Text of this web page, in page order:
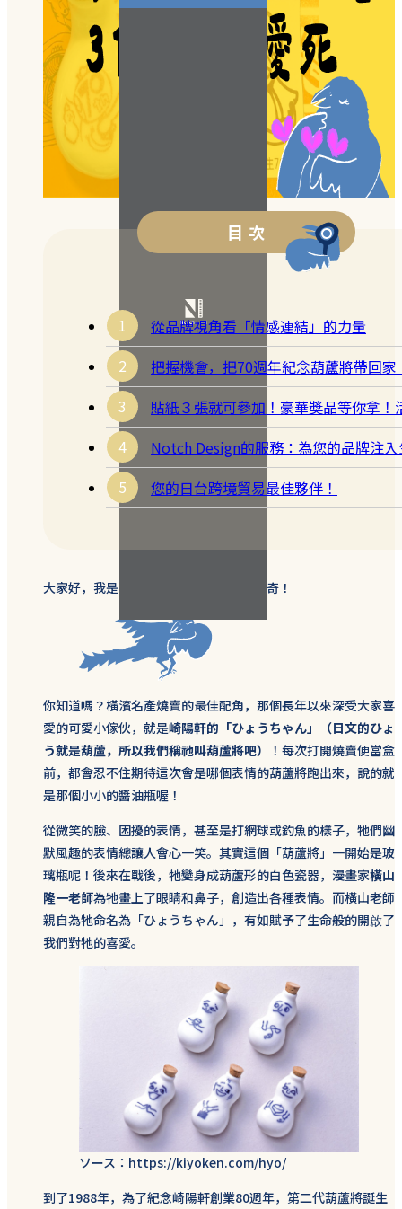
從品牌視角看「情感連結」的力量
把握機會，把70週年紀念葫蘆將帶回家
貼紙３張就可參加！豪華獎品等你拿！
Notch Design的服務：為您的品牌注
您的日台跨境貿易最佳夥伴！
目 次
大家好，我是Notch Design 聊天部長諾奇！
你知道嗎？橫濱名產燒賣的最佳配角，那個長年以來深受大家喜
愛的可愛小傢伙，就是崎陽軒的「ひょうちゃん」（日文的ひょ
う就是葫蘆，所以我們稱祂叫葫蘆將吧）
！每次打開燒賣便當盒
前，都會忍不住期待這次會是哪個表情的葫蘆將跑出來，說的就
是那個小小的醬油瓶喔！
從微笑的臉、困擾的表情，甚至是打網球或釣魚的樣子，牠們幽
默風趣的表情總讓人會心一笑。其實這個「葫蘆將」一開始是玻
璃瓶呢！後來在戰後，牠變身成葫蘆形的白色瓷器，漫畫家橫山
隆一老師為牠畫上了眼睛和鼻子，創造出各種表情。而橫山老師
親自為牠命名為「ひょうちゃん」，有如賦予了生命般的開啟了
我們對牠的喜愛。
ソース：https://kiyoken.com/hyo/
到了1988年，為了紀念崎陽軒創業80週年，第二代葫蘆將誕生